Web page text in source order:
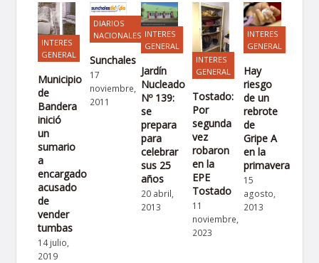
INTERES
GENERAL
Municipio
de
Bandera
inició
un
sumario
a
encargado
acusado
de
vender
tumbas
14 julio,
2019
DIARIOS
NACIONALES
Sunchales
17
noviembre,
2011
INTERES
GENERAL
Jardín
Nucleado
Nº 139:
se
prepara
para
celebrar
sus 25
años
20 abril,
2013
INTERES
GENERAL
Tostado:
Por
segunda
vez
robaron
en la
EPE
Tostado
11
noviembre,
2023
INTERES
GENERAL
Hay
riesgo
de un
rebrote
de
Gripe A
en la
primavera
15
agosto,
2013